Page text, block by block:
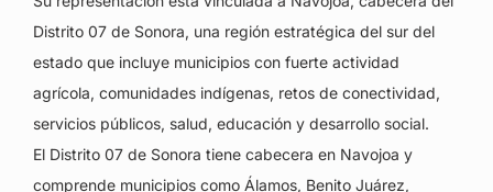
Distrito 07 de Sonora, una región estratégica del sur del
estado que incluye municipios con fuerte actividad
agrícola, comunidades indígenas, retos de conectividad,
servicios públicos, salud, educación y desarrollo social.
El Distrito 07 de Sonora tiene cabecera en Navojoa y
comprende municipios como Álamos, Benito Juárez,